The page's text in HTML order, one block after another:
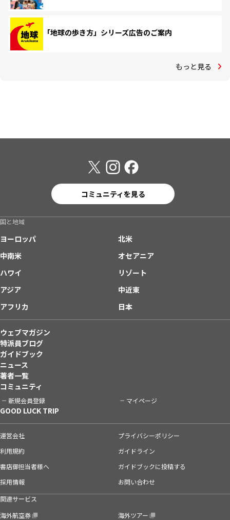
「地球の歩き方」シリーズ広告のご案内
もっと見る
コミュニティを見る
国と地域
ヨーロッパ
北米
中南米
オセアニア
ハワイ
リゾート
アジア
中近東
アフリカ
日本
ウェブマガジン
特派員ブログ
ガイドブック
ニュース
著者一覧
コミュニティ
新規会員登録 マイページ
GOOD LUCK TRIP
運営会社
プライバシーポリシー
利用規約
ガイドライン
書店御担当者様へ
ガイドブックに投稿する
採用情報
お問い合わせ
関連サービス
海外航空券
海外ツアー